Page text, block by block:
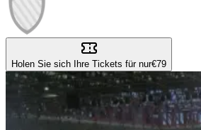
Holen Sie sich Ihre Tickets für nur€79